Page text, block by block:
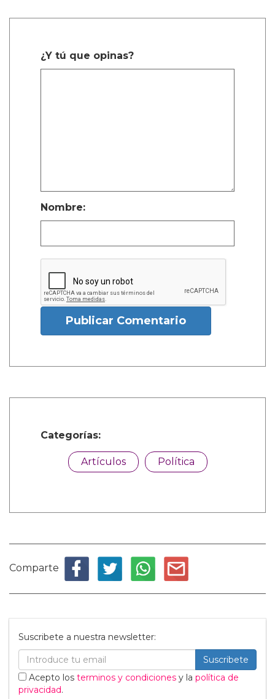
¿Y tú que opinas?
Nombre:
Publicar Comentario
Categorías:
Artículos Política
Comparte
Suscribete a nuestra newsletter:
Suscribete
Acepto los terminos y condiciones y la política de
privacidad.